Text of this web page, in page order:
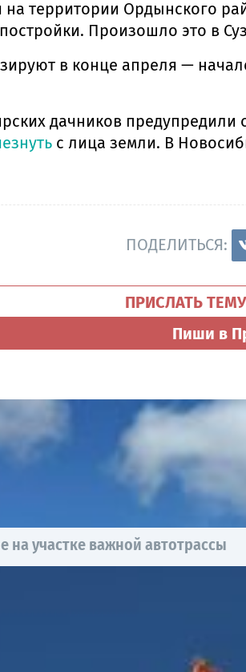
территории Ордынского
Произошло это в
в конце апреля —
дачников
с лица земли. В
ПОДЕЛИТЬСЯ:
ПРИСЛАТЬ
Пиши в
участке важной автотрассы